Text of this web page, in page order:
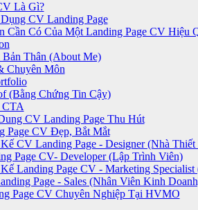
Là Gì?
CV Landing Page
Cần Có Của Một Landing Page CV Hiệu
Thân (About Me)
Chuyên Môn
(Bằng Chứng Tin Cậy)
CV Landing Page Thu Hút
Page CV Đẹp, Bắt Mắt
CV Landing Page - Designer (Nhà Thiết
Page CV- Developer (Lập Trình Viên)
Landing Page CV - Marketing
Page - Sales (Nhân Viên Kinh
Page CV Chuyên Nghiệp Tại HVMO